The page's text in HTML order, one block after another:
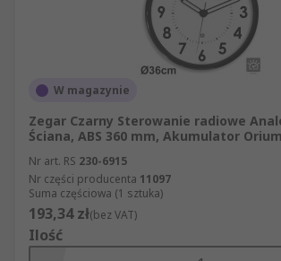
W magazynie
Zegar Czarny Sterowanie radiowe
Ściana, ABS 360 mm, Akumulator Orium
Nr art. RS 230-6915
Nr części producenta 11097
Suma częściowa (1 sztuka)
193,34 zł(bez VAT)
Ilość